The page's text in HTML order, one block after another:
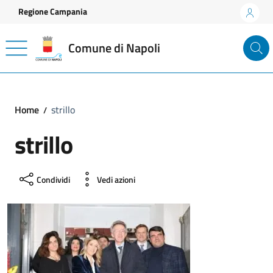
Vai ai contenuti
Vai al footer
Regione Campania
Comune di Napoli
Home strillo
strillo
Condividi Vedi azioni